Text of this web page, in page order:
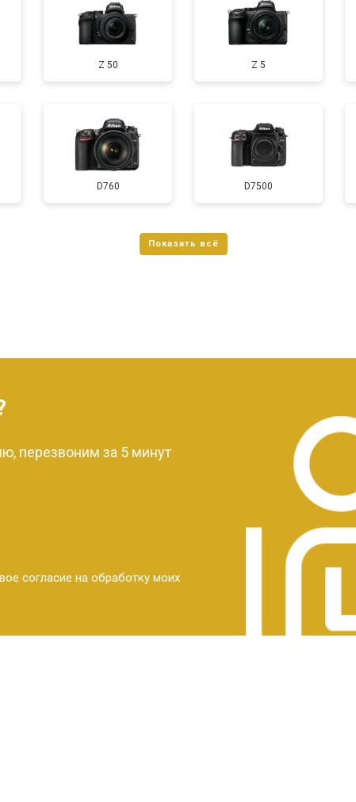
от 90 мин
Z 50 Z 5
D760 D7500
перезвоним за 5 минут
согласие на обработку моих